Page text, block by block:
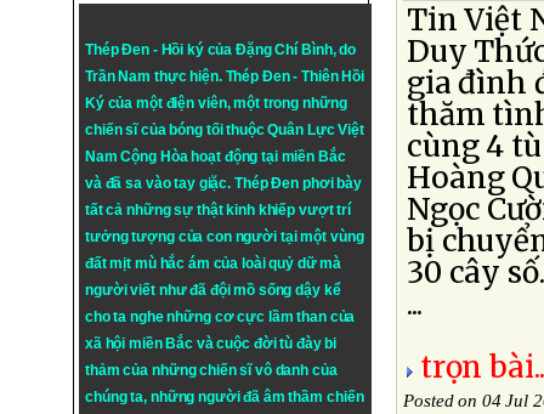
Thép Đen - Hồi ký của Đặng Chí Bình, do
Trần Nam thực hiện. Thép Đen- Thiên Hồi
Ký của một điện viên, một trong những
chiến sĩ của bóng tối thuộc Quân Lực Việt
Nam Cộng Hòa hoạt động tại miền Bắc
và đã sa vào tay giặc. Thép Đen phơi bày
tất cả những sự thật kinh khiếp vượt trí
tưởng tượng của con người tại một vùng
đất mịt mù hắc ám của loài quỷ dữ mà
người viết như đã đội mồ sống dậy kể
cho ta nghe những cơ cực lầm than của
xã hội miền Bắc và cuộc đời tù đày bi
thảm của những chiến sĩ vô danh của
chúng ta, những người đã âm thầm chiến
Tin Việt
Duy
gia đình
thăm
cùng 4
Hoàng
Ngọc
bị
30 cây
...
trọn
Posted on 04 Jul